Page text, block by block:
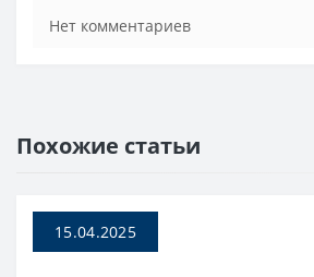
Нет комментариев
Похожие статьи
15.04.2025